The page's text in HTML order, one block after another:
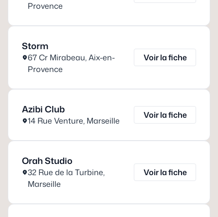
Provence
Storm
67 Cr Mirabeau,Aix-en-
Provence
Voir la fiche
Azibi Club
14 Rue Venture, Marseille
Voir la fiche
Orah Studio
32 Rue de la Turbine,
Marseille
Voir la fiche